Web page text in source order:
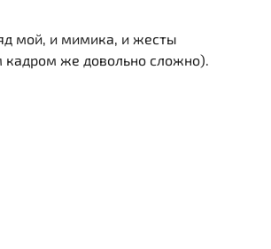
мой, и мимика, и жесты
кадром же довольно сложно).